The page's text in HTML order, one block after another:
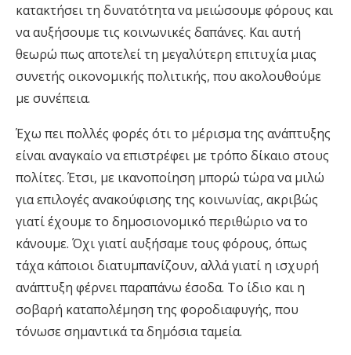
κατακτήσει τη δυνατότητα να μειώσουμε φόρους και
να αυξήσουμε τις κοινωνικές δαπάνες. Και αυτή
θεωρώ πως αποτελεί τη μεγαλύτερη επιτυχία μιας
συνετής οικονομικής πολιτικής, που ακολουθούμε
με συνέπεια.
Έχω πει πολλές φορές ότι το μέρισμα της ανάπτυξης
είναι αναγκαίο να επιστρέφει με τρόπο δίκαιο στους
πολίτες. Έτσι, με ικανοποίηση μπορώ τώρα να μιλώ
για επιλογές ανακούφισης της κοινωνίας, ακριβώς
γιατί έχουμε το δημοσιονομικό περιθώριο να το
κάνουμε. Όχι γιατί αυξήσαμε τους φόρους, όπως
τάχα κάποιοι διατυμπανίζουν, αλλά γιατί η ισχυρή
ανάπτυξη φέρνει παραπάνω έσοδα. Το ίδιο και η
σοβαρή καταπολέμηση της φοροδιαφυγής, που
τόνωσε σημαντικά τα δημόσια ταμεία.